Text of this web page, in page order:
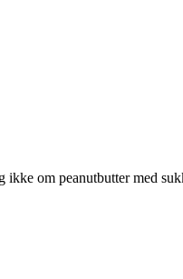
om peanutbutter med